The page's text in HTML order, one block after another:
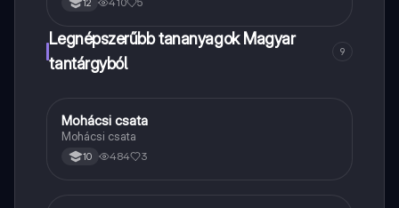
12
Legnépszerűbb tananyagok Magyar
tantárgyból
9
Magyar
Mohácsi csata
Mohácsi csata
10 484 3